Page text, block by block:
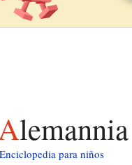
Enciclopedia para niños